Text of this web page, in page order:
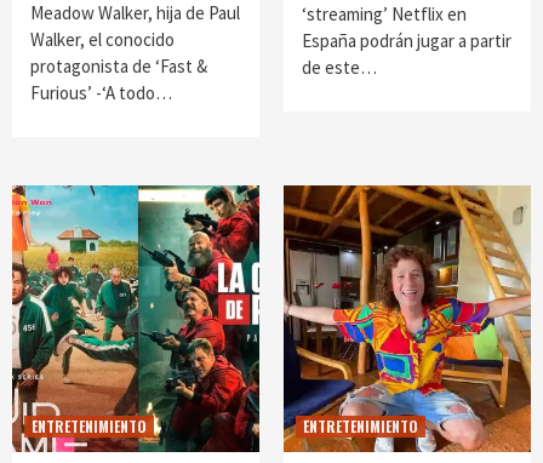
Meadow Walker, hija de Paul
Walker, el conocido
protagonista de ‘Fast &
Furious’ -‘A todo…
‘streaming’ Netflix en
España podrán jugar a partir
de este…
ENTRETENIMIENTO ENTRETENIMIENTO